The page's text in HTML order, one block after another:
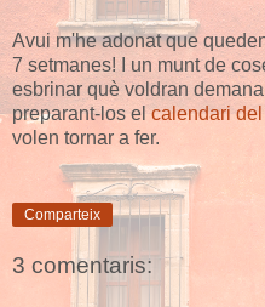
Avui m'he adonat que
7 setmanes! I un munt de
esbrinar què voldran
preparant-los el calendari
volen tornar a fer.
Comparteix
3 comentaris: